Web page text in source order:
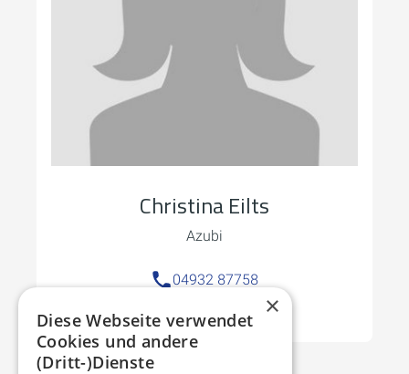
Christina Eilts
Azubi
04932 87758
E-Mail schreiben×
Diese Webseite verwendet
Cookies und andere
(Dritt-)Dienste